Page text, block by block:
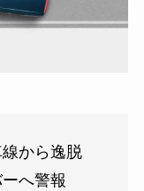
から逸脱
へ警報